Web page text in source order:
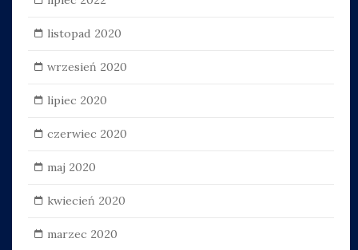
listopad 2020
wrzesień 2020
lipiec 2020
czerwiec 2020
maj 2020
kwiecień 2020
marzec 2020